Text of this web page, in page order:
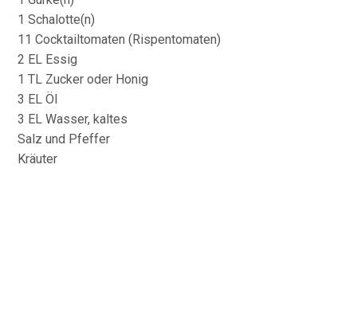
1 Schalotte(n)
11 Cocktailtomaten (Rispentomaten)
2 EL Essig
1 TL Zucker oder Honig
3 EL Öl
3 EL Wasser, kaltes
Salz und Pfeffer
Kräuter